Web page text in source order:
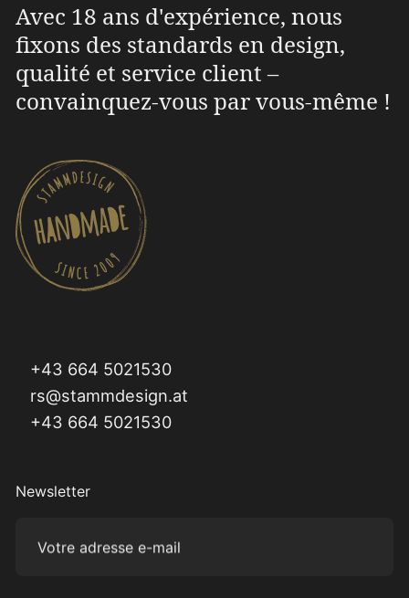
Avec 18 ans d'expérience, nous
fixons des standards en design,
qualité et service client –
convainquez-vous par vous-même !
+43 664 5021530
rs@stammdesign.at
+43 664 5021530
Newsletter
Votre adresse e-mail